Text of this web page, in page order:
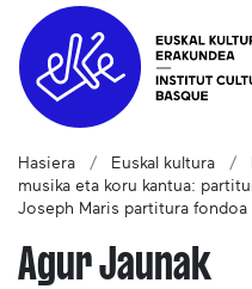
Hasiera Euskal kultura
musika eta koru kantua:
Joseph Maris partitura fondoa
Agur Jaunak